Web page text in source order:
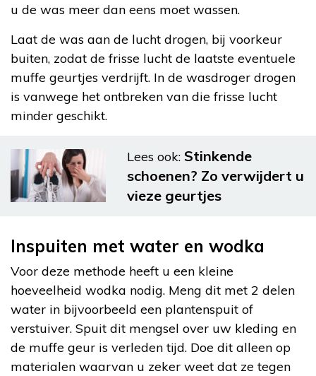
u de was meer dan eens moet wassen.
Laat de was aan de lucht drogen, bij voorkeur
buiten, zodat de frisse lucht de laatste eventuele
muffe geurtjes verdrijft. In de wasdroger drogen
is vanwege het ontbreken van die frisse lucht
minder geschikt.
Lees ook: Stinkende
schoenen? Zo verwijdert u
vieze geurtjes
Inspuiten met water en wodka
Voor deze methode heeft u een kleine
hoeveelheid wodka nodig. Meng dit met 2 delen
water in bijvoorbeeld een plantenspuit of
verstuiver. Spuit dit mengsel over uw kleding en
de muffe geur is verleden tijd. Doe dit alleen op
materialen waarvan u zeker weet dat ze tegen